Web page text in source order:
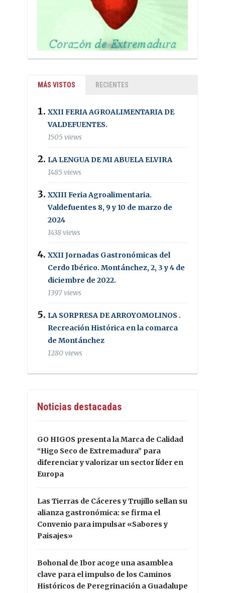
MÁS VISTOS RECIENTES
XXII FERIA AGROALIMENTARIA DE
VALDEFUENTES.
1505 views
LA LENGUA DE MI ABUELA ELVIRA
1485 views
XXIII Feria Agroalimentaria.
Valdefuentes 8, 9 y 10 de marzo de
2024
1438 views
XXII Jornadas Gastronómicas del
Cerdo Ibérico. Montánchez, 2, 3 y 4 de
diciembre de 2022.
1397 views
LA SORPRESA DE ARROYOMOLINOS .
Recreación Histórica en la comarca
de Montánchez
1280 views
Noticias destacadas
GO HIGOS presenta la Marca de Calidad
“Higo Seco de Extremadura” para
diferenciar y valorizar un sector líder en
Europa
Las Tierras de Cáceres y Trujillo sellan su
alianza gastronómica: se firma el
Convenio para impulsar «Sabores y
Paisajes»
Bohonal de Ibor acoge una asamblea
clave para el impulso de los Caminos
Históricos de Peregrinación a Guadalupe